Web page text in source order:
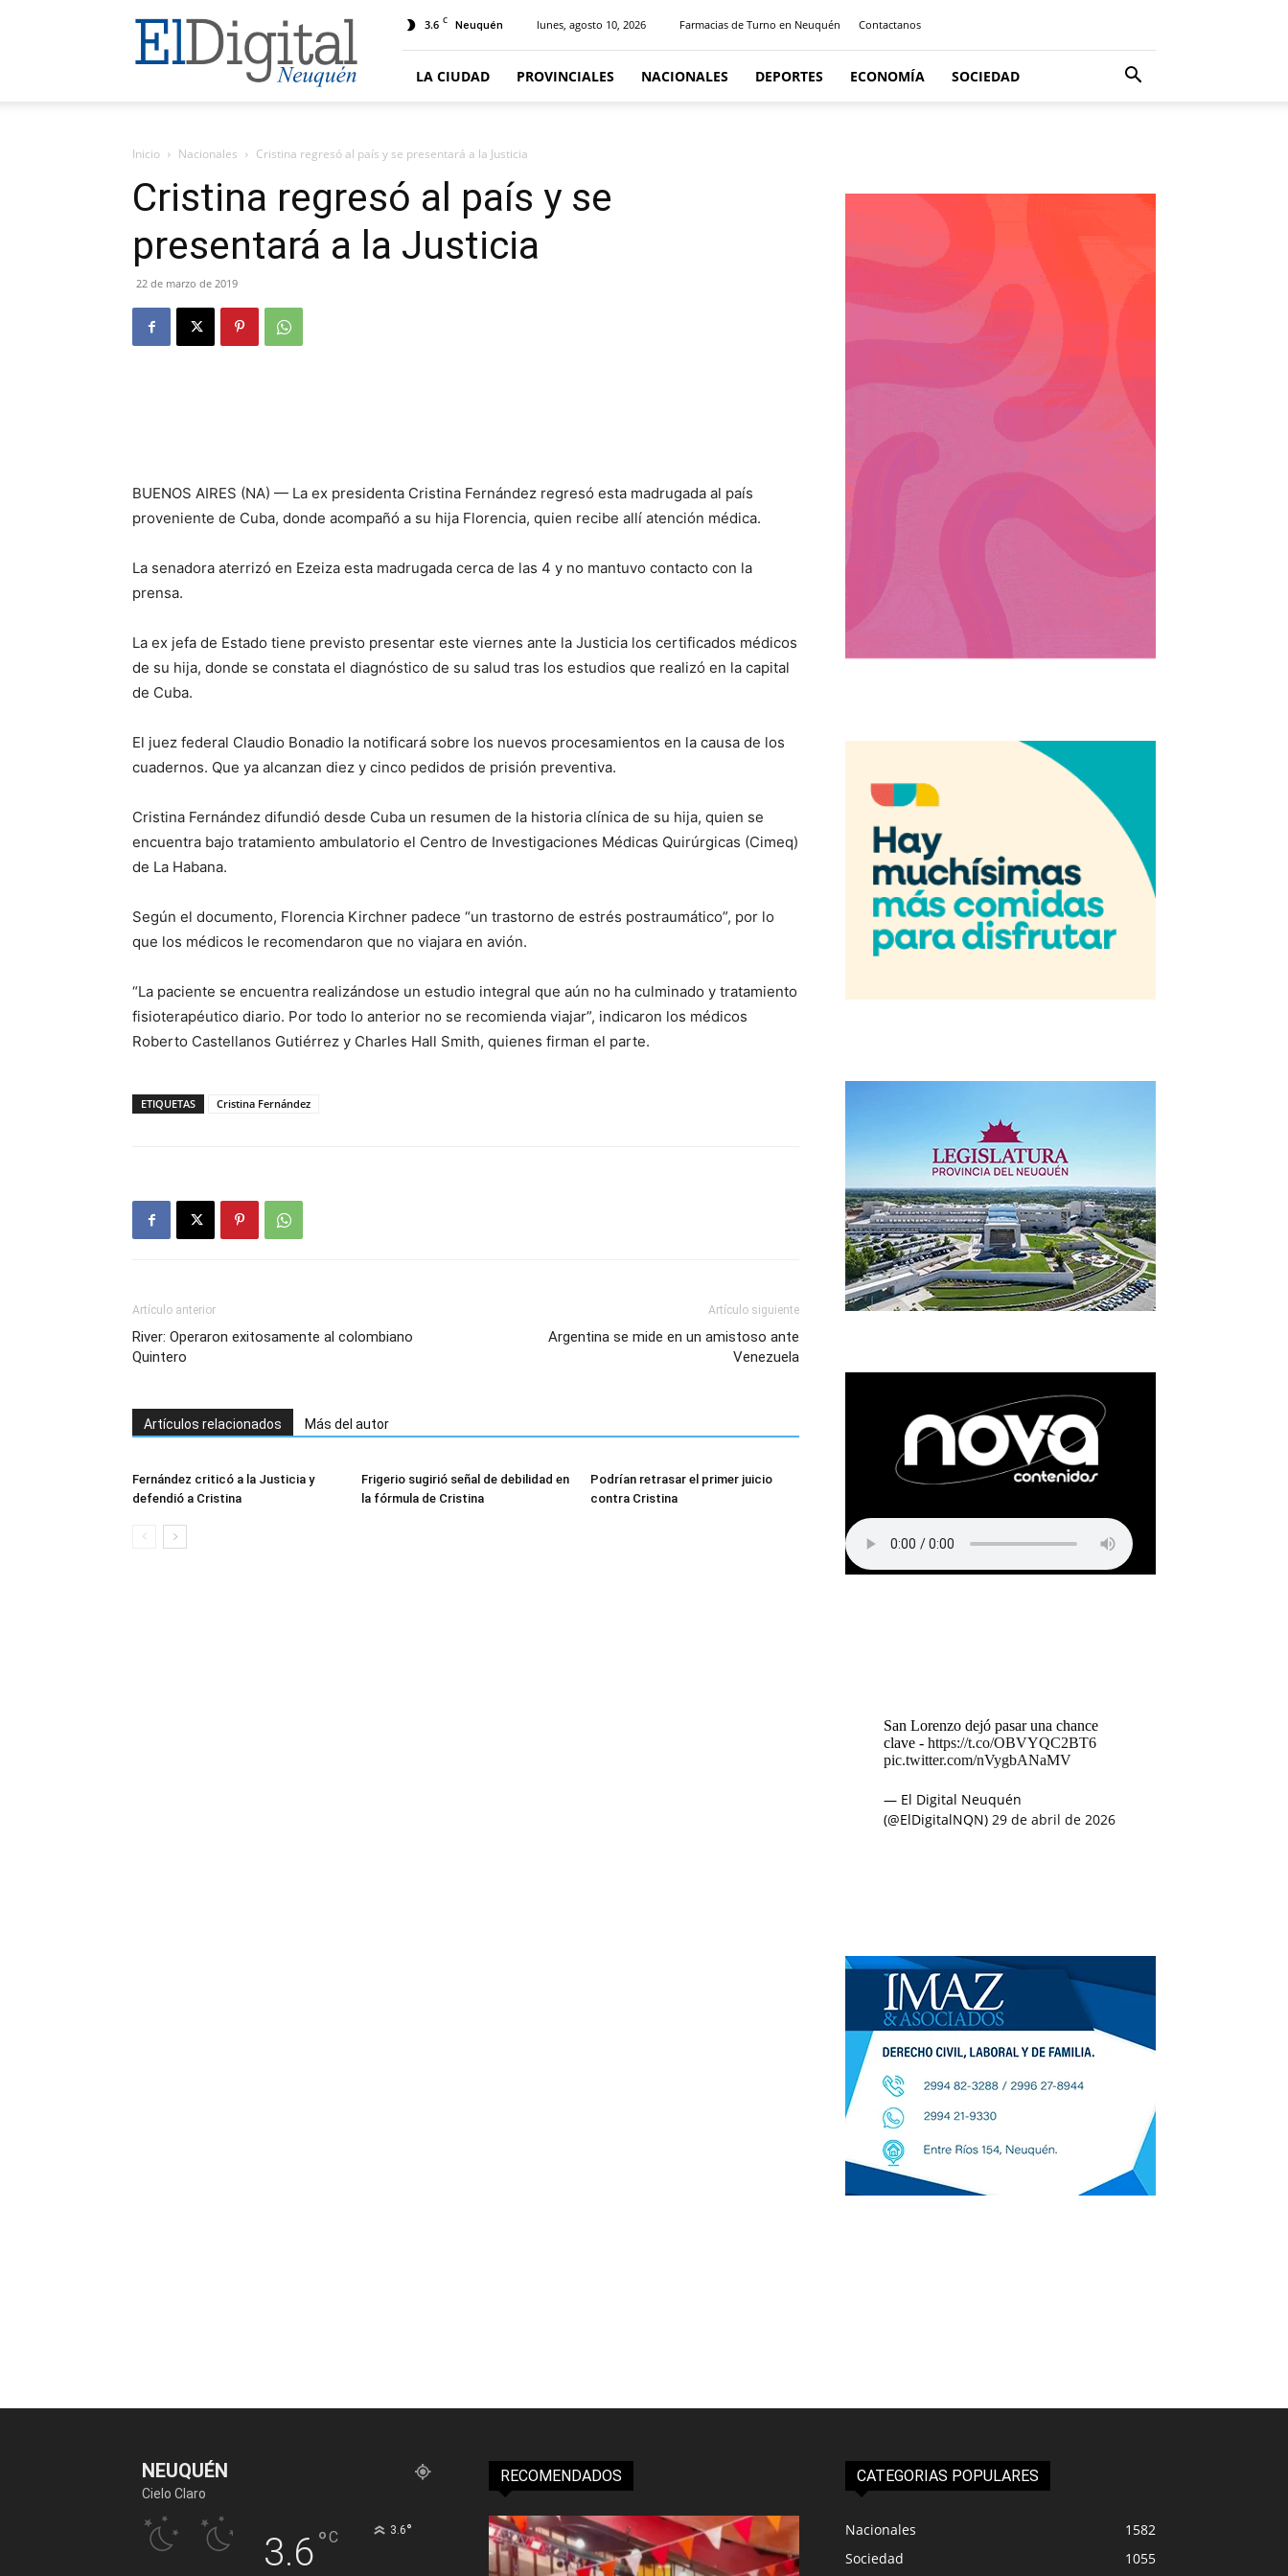
El
Digital
Neuquen
3.6 C Neuquén lunes, agosto 10, 2026 Farmacias de Turno en Neuquén Contactanos
LA CIUDAD PROVINCIALES NACIONALES DEPORTES ECONOMÍA SOCIEDAD
Inicio Nacionales Cristina regresó al país y se presentará a la Justicia
Cristina regresó al país y se
presentará a la Justicia
22 de marzo de 2019
BUENOS AIRES (NA) — La ex presidenta Cristina Fernández regresó esta madrugada al país
proveniente de Cuba, donde acompañó a su hija Florencia, quien recibe allí atención médica.
La senadora aterrizó en Ezeiza esta madrugada cerca de las 4 y no mantuvo contacto con la
prensa.
La ex jefa de Estado tiene previsto presentar este viernes ante la Justicia los certificados médicos
de su hija, donde se constata el diagnóstico de su salud tras los estudios que realizó en la capital
de Cuba.
El juez federal Claudio Bonadio la notificará sobre los nuevos procesamientos en la causa de los
cuadernos. Que ya alcanzan diez y cinco pedidos de prisión preventiva.
Cristina Fernández difundió desde Cuba un resumen de la historia clínica de su hija, quien se
encuentra bajo tratamiento ambulatorio el Centro de Investigaciones Médicas Quirúrgicas (Cimeq)
de La Habana.
Según el documento, Florencia Kirchner padece “un trastorno de estrés postraumático”, por lo
que los médicos le recomendaron que no viajara en avión.
“La paciente se encuentra realizándose un estudio integral que aún no ha culminado y tratamiento
fisioterapéutico diario. Por todo lo anterior no se recomienda viajar”, indicaron los médicos
Roberto Castellanos Gutiérrez y Charles Hall Smith, quienes firman el parte.
ETIQUETAS Cristina Fernández
Artículo anterior
River: Operaron exitosamente al colombiano
Quintero
Artículo siguiente
Argentina se mide en un amistoso ante
Venezuela
Artículos relacionados Más del autor
Fernández criticó a la Justicia y
defendió a Cristina
Frigerio sugirió señal de debilidad en
la fórmula de Cristina
Podrían retrasar el primer juicio
contra Cristina
San Lorenzo dejó pasar una chance
clave - https://t.co/OBVYQC2BT6
pic.twitter.com/nVygbANaMV
— El Digital Neuquén
(@ElDigitalNQN) 29 de abril de 2026
NEUQUÉN
Cielo Claro
3.6°C 3.6°
RECOMENDADOS CATEGORIAS POPULARES
Nacionales
1582
Sociedad
1055